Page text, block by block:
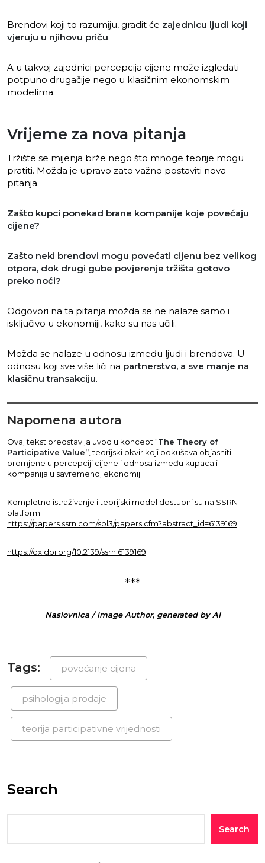
Brendovi koji to razumiju, gradit će zajednicu ljudi koji
vjeruju u njihovu priču.
A u takvoj zajednici percepcija cijene može izgledati
potpuno drugačije nego u klasičnim ekonomskim
modelima.
Vrijeme za nova pitanja
Tržište se mijenja brže nego što mnoge teorije mogu
pratiti. Možda je upravo zato važno postaviti nova
pitanja.
Zašto kupci ponekad brane kompanije koje povećaju
cijene?
Zašto neki brendovi mogu povećati cijenu bez velikog
otpora, dok drugi gube povjerenje tržišta gotovo
preko noći?
Odgovori na ta pitanja možda se ne nalaze samo i
isključivo u ekonomiji, kako su nas učili.
Možda se nalaze u odnosu između ljudi i brendova. U
odnosu koji sve više liči na partnerstvo, a sve manje na
klasičnu transakciju.
Napomena autora
Ovaj tekst predstavlja uvod u koncept “The Theory of
Participative Value” , teorijski okvir koji pokušava objasniti
promjene u percepciji cijene i odnosa između kupaca i
kompanija u savremenoj ekonomiji.
Kompletno istraživanje i teorijski model dostupni su na SSRN
platformi:
https://papers.ssrn.com/sol3/papers.cfm?abstract_id=6139169
https://dx.doi.org/10.2139/ssrn.6139169
***
Naslovnica / image Author, generated by AI
Tags: povećanje cijena
psihologija prodaje
teorija participativne vrijednosti
Search
Search